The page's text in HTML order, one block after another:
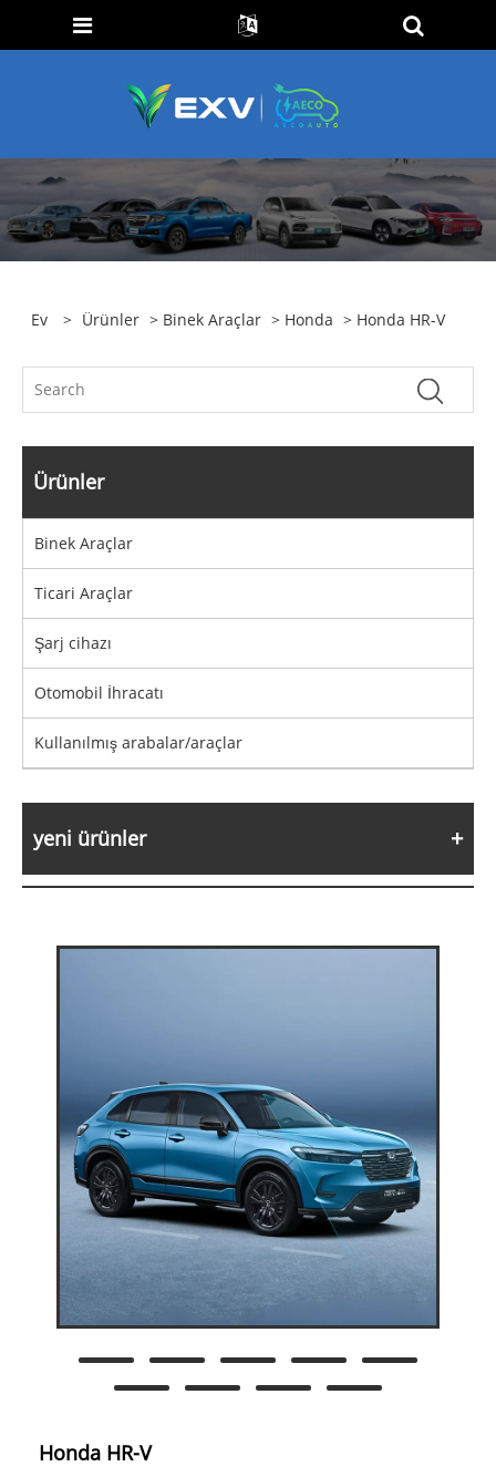
Ev > Ürünler > Binek Araçlar > Honda > Honda HR-V
Ürünler
Binek Araçlar
Ticari Araçlar
Şarj cihazı
Otomobil İhracatı
Kullanılmış arabalar/araçlar
yeni ürünler
Honda HR-V